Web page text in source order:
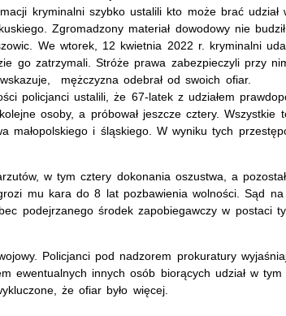
kryminalni szybko ustalili kto może brać
Zgromadzony materiał dowodowy nie
We wtorek, 12 kwietnia 2022 r. kryminalni
go zatrzymali. Stróże prawa zabezpieczyli przy
mężczyzna odebrał od swoich ofiar.
policjanci ustalili, że 67-latek z udziałem
osoby, a próbował jeszcze cztery. Wszystkie
małopolskiego i śląskiego. W wyniku tych
w tym cztery dokonania oszustwa, a
mu kara do 8 lat pozbawienia wolności. Sąd
podejrzanego środek zapobiegawczy w postaci
Policjanci pod nadzorem prokuratury
ewentualnych innych osób biorących udział w
że ofiar było więcej.